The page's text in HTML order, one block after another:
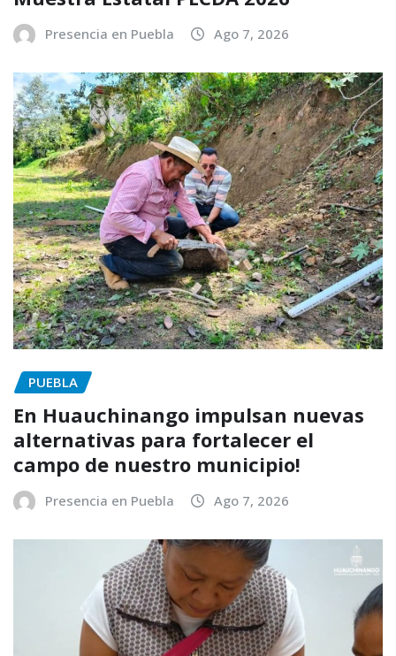
Presencia en Puebla Ago 7, 2026
PUEBLA
En Huauchinango impulsan nuevas
alternativas para fortalecer el
campo de nuestro municipio!
Presencia en Puebla Ago 7, 2026